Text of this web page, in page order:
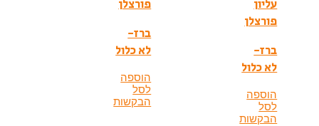
עליון
פורצלן
ברז-
לא כלול
הוספה
לסל
הבקשות
פורצלן
ברז-
לא כלול
הוספה
לסל
הבקשות